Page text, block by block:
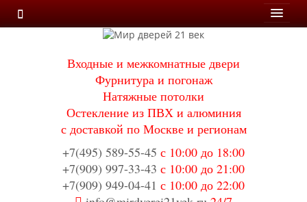
Корзина
Входные двери
Двери с терморазрывом для улицы
Противопожарные двери
Двери Бункер
Двери Лекс
Двери Термодор
Входные и межкомнатные двери
Фурнитура и погонаж
Натяжные потолки
Остекление из ПВХ и алюминия
с доставкой по Москве и регионам
+7(495) 589-55-45 с 10:00 до 18:00
+7(909) 997-33-43 с 10:00 до 21:00
+7(909) 949-04-41 с 10:00 до 22:00